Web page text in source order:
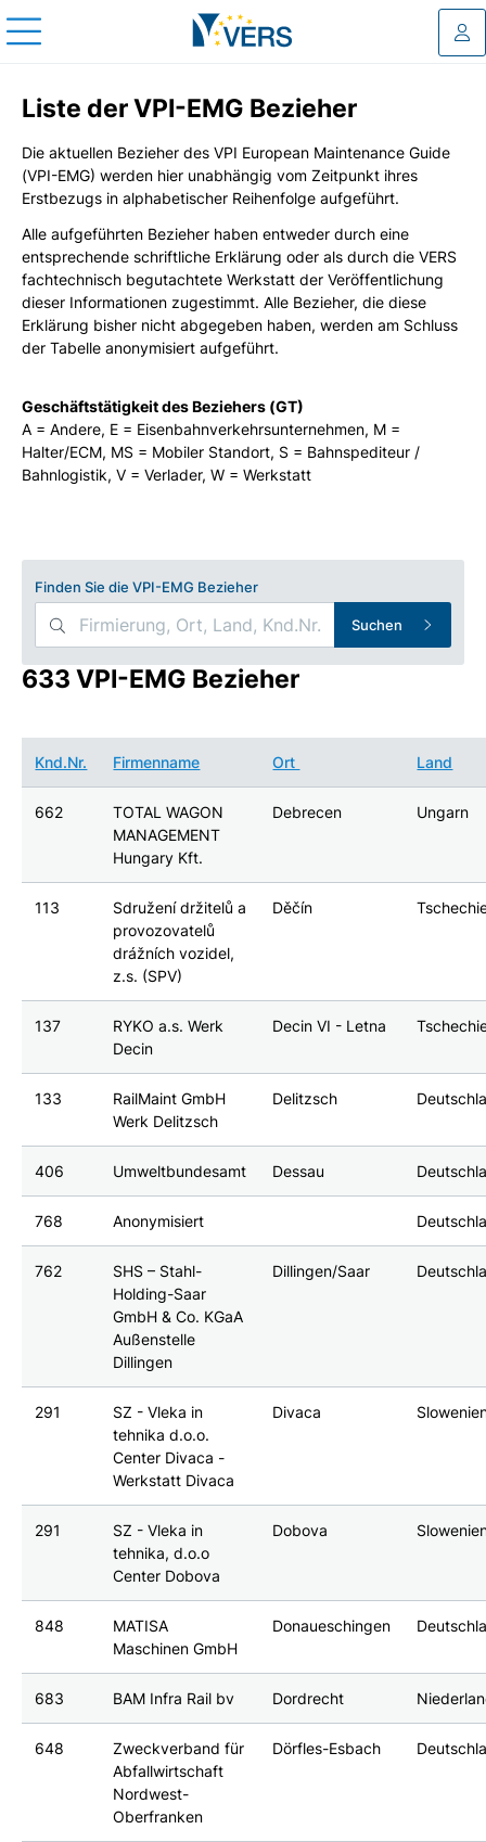
Liste der VPI-EMG Bezieher
Die aktuellen Bezieher des VPI European Maintenance Guide
(VPI-EMG) werden hier unabhängig vom Zeitpunkt ihres
Erstbezugs in alphabetischer Reihenfolge aufgeführt.
Alle aufgeführten Bezieher haben entweder durch eine
entsprechende schriftliche Erklärung oder als durch die VERS
fachtechnisch begutachtete Werkstatt der Veröffentlichung
dieser Informationen zugestimmt. Alle Bezieher, die diese
Erklärung bisher nicht abgegeben haben, werden am Schluss
der Tabelle anonymisiert aufgeführt.
Geschäftstätigkeit des Beziehers (GT)
A = Andere, E = Eisenbahnverkehrsunternehmen, M =
Halter/ECM, MS = Mobiler Standort, S = Bahnspediteur /
Bahnlogistik, V = Verlader, W = Werkstatt
Finden Sie die VPI-EMG Bezieher
Suchen
633 VPI-EMG Bezieher
Knd.Nr. Firmenname Ort Land
662
TOTAL WAGON
MANAGEMENT
Hungary Kft.
Debrecen Ungarn
113
Sdružení držitelů a
provozovatelů
drážních vozidel,
z.s. (SPV)
Děčín
137
RYKO a.s. Werk
Decin
Decin VI - Letna
133
RailMaint GmbH
Werk Delitzsch
Delitzsch
406 Umweltbundesamt Dessau
768 Anonymisiert
762
SHS – Stahl-
Holding-Saar
GmbH & Co. KGaA
Außenstelle
Dillingen
Dillingen/Saar
291
SZ - Vleka in
tehnika d.o.o.
Center Divaca -
Werkstatt Divaca
Divaca
291
SZ - Vleka in
tehnika, d.o.o
Center Dobova
Dobova
848
MATISA
Maschinen GmbH
Donaueschingen
683 BAM Infra Rail bv Dordrecht
648
Zweckverband für
Abfallwirtschaft
Nordwest-
Oberfranken
Dörfles-Esbach